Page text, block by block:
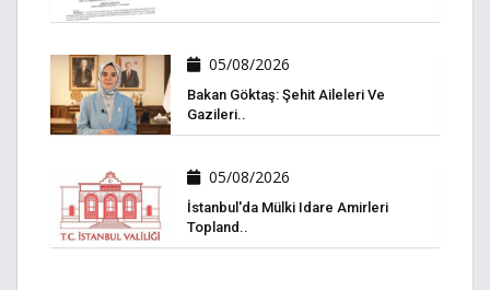
05/08/2026
Bakan Göktaş: Şehit Aileleri Ve
Gazileri..
05/08/2026
İstanbul'da Mülki Idare Amirleri
Topland..